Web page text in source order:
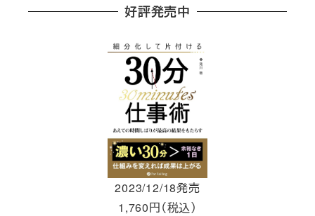
好評発売中
2023/12/18発売
1,760円（税込）